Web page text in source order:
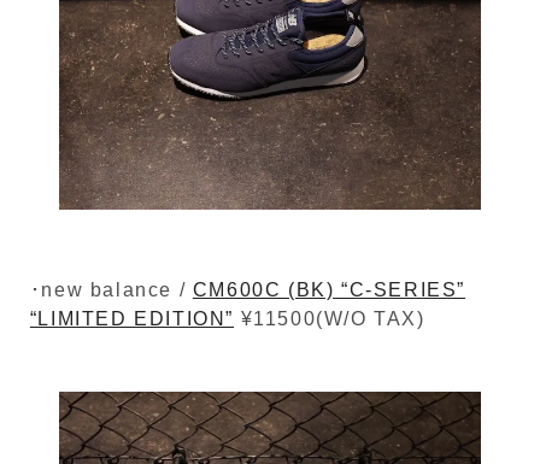
･new balance / CM600C (BK) “C-SERIES”
“LIMITED EDITION” ¥11500(W/O TAX)